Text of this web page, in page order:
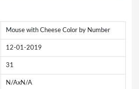
Mouse with Cheese Color by Number
12-01-2019
31
N/AxN/A